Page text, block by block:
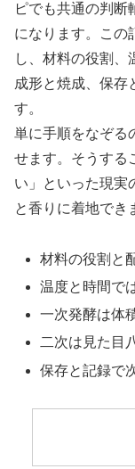
ピでも共通の判断
になります。この
し、材料の役割、
成形と焼成、保存
す。
単に手順をなぞる
せます。そうする
い」といった現実
と香りに着地でき
材料の役割と
温度と時間で
一次発酵は体
二次は見た目
保存と記録で